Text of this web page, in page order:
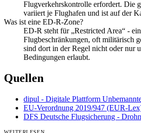
Flugverkehrskontrolle erfordert. Die
variiert je Flughafen und ist auf der
Was ist eine ED-R-Zone?
ED-R steht für „Restricted Area“ -
Flugbeschränkungen, oft militärisch
sind dort in der Regel nicht oder nur
Bedingungen erlaubt.
Quellen
dipul - Digitale Plattform
EU-Verordnung 2019/947 (EUR-
DFS Deutsche Flugsicherung -